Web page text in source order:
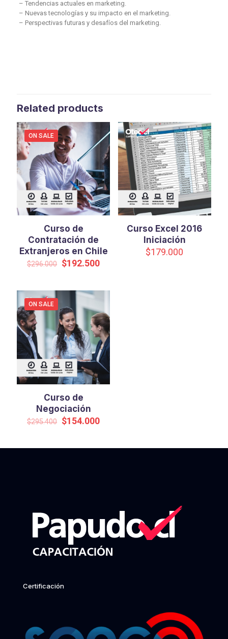
– Tendencias actuales en marketing.
– Nuevas tecnologías y su impacto en el marketing.
– Perspectivas futuras y desafíos del marketing.
Related products
ON SALE
Curso de
Contratación de
Extranjeros en Chile
$296.000 Original
$296.000.
$192.500Current
$192.500.
Curso Excel 2016
Iniciación
$179.000
ON SALE
Curso de
Negociación
$295.400 Original
$295.400.
$154.000Current
$154.000.
Certificación